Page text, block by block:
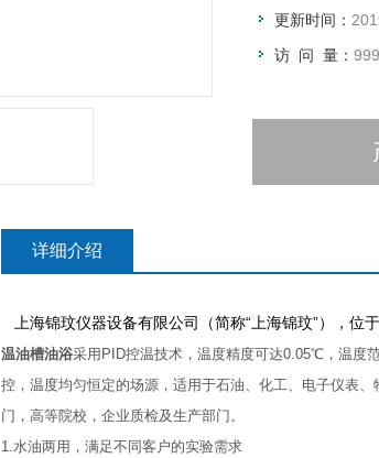
更新时间：
访 问 量： 999
详细介绍
上海锦玟仪器设备有限公司（简称“上海锦玟”），
温油槽油浴采用PID控温技术，温度精度可达0.05℃，温度
控，温度均匀恒定的场源，适用于石油、化工、电子仪表
门，高等院校，企业质检及生产部门。
1.水油两用，满足不同客户的实验需求